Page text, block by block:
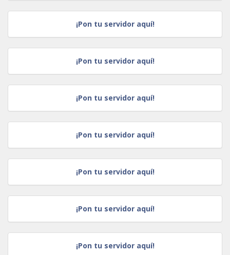
¡Pon tu servidor aquí!
¡Pon tu servidor aquí!
¡Pon tu servidor aquí!
¡Pon tu servidor aquí!
¡Pon tu servidor aquí!
¡Pon tu servidor aquí!
¡Pon tu servidor aquí!